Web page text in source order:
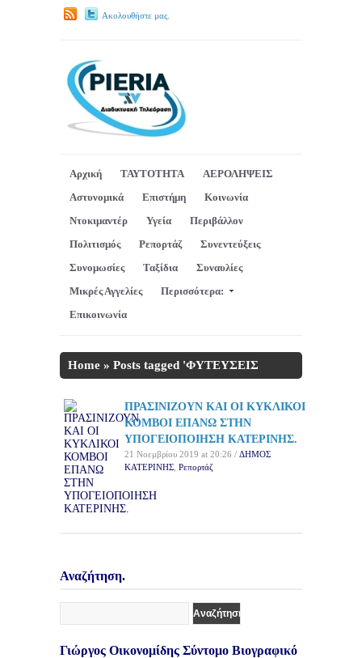
Ακολουθήστε μας.
Αρχική ΤΑΥΤΟΤΗΤΑ
ΑΕΡΟΛΗΨΕΙΣ
Αστυνομικά
Επιστήμη
Κοινωνία
Ντοκιμαντέρ
Υγεία
Περιβάλλον
Πολιτισμός
Ρεπορτάζ
Συνεντεύξεις
Συνομωσίες
Ταξίδια
Συναυλίες
Μικρές Αγγελίες
Περισσότερα:
Επικοινωνία
Home » Posts tagged 'ΦΥΤΕΥΣΕΙΣ
ΠΡΑΣΙΝΙΖΟΥΝ ΚΑΙ ΟΙ ΚΥΚΛΙΚΟΙ
ΚΟΜΒΟΙ ΕΠΑΝΩ ΣΤΗΝ
ΥΠΟΓΕΙΟΠΟΙΗΣΗ ΚΑΤΕΡΙΝΗΣ.
21 Νοεμβρίου 2019 at 20:26 / ΔΗΜΟΣ
ΚΑΤΕΡΙΝΗΣ Ρεπορτάζ
Αναζήτηση.
Γιώργος Οικονομίδης Σύντομο Βιογραφικό